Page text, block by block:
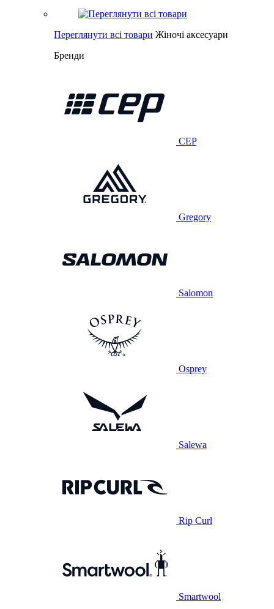
Переглянути всі товари Жіночі аксесуари
Бренди
CEP
Gregory
Salomon
Osprey
Salewa
Rip Curl
Smartwool